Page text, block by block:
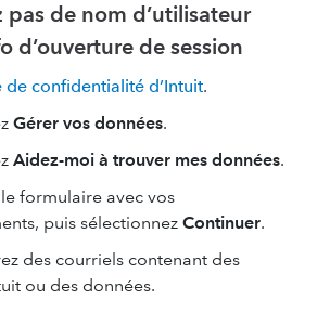
pas de nom d’utilisateur
d’ouverture de session
de confidentialité d’Intuit.
Gérer vos données.
Aidez-moi à trouver mes données.
formulaire avec vos
puis sélectionnez Continuer.
des courriels contenant des
ou des données.